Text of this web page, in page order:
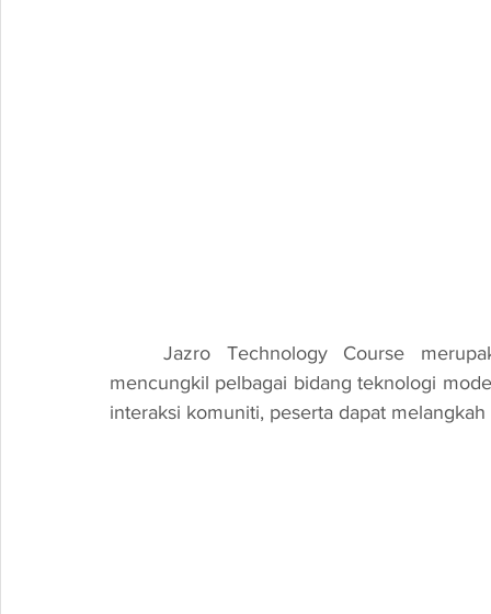
	Jazro Technology Course merupakan platform pembelajaran dalam talian yang
mencungkil pelbagai bidang teknologi
interaksi komuniti, peserta dapat